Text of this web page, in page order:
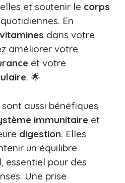
et soutenir le corps
En
dans votre
améliorer votre
et votre
. 🌟
sont aussi bénéfiques
immunitaire et
digestion. Elles
un équilibre
essentiel pour des
Une prise